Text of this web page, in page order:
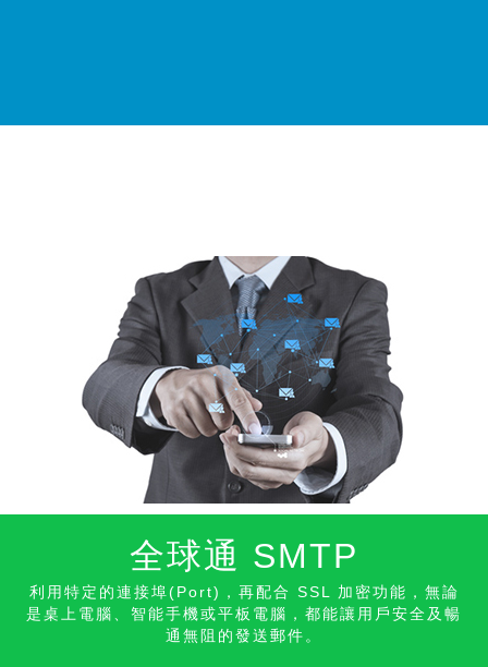
全球通 SMTP
利用特定的連接埠(Port)，再配合 SSL 加密功能，無論
是桌上電腦、智能手機或平板電腦，都能讓用戶安全及暢
通無阻的發送郵件。